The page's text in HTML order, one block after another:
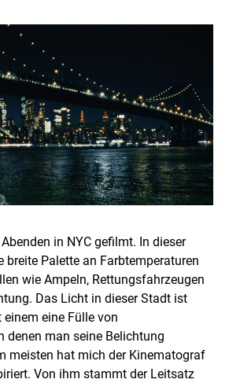
in NYC gefilmt. In dieser
breite Palette an Farbtemperaturen
wie Ampeln, Rettungsfahrzeugen
Das Licht in dieser Stadt ist
eine Fülle von
denen man seine Belichtung
meisten hat mich der Kinematograf
Von ihm stammt der Leitsatz